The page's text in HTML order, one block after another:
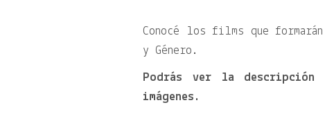
Conocé los films que
y Género.
Podrás ver la
imágenes.